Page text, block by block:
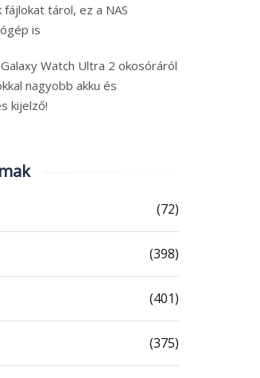
fájlokat tárol, ez a NAS
is
Watch Ultra 2 okosóráról
nagyobb akku és
kijelző!
(72)
(398)
(401)
(375)